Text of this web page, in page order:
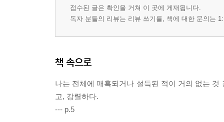
접수된 글은 확인을 거쳐 이 곳에 게재됩니다.
독자 분들의 리뷰는 리뷰 쓰기를, 책에 대한 문의는
책 속으로
나는 전체에 매혹되거나 설득된 적이 거의 없는
고, 강렬하다.
--- p.5